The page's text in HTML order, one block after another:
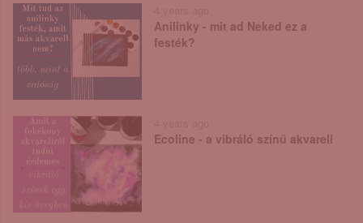
Anilinky - mit ad Neked ez a
festék?
Ecoline - a vibráló színű akvarell